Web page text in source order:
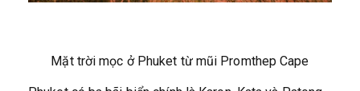
Mặt trời mọc ở Phuket từ mũi Promthep Cape